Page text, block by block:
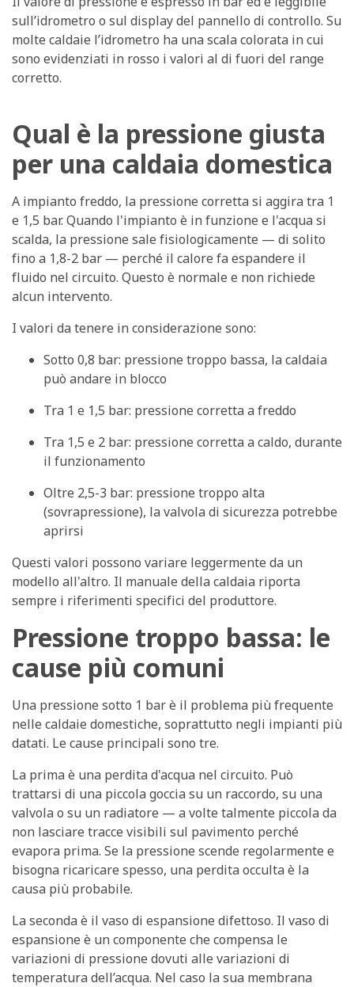
sull’idrometro o sul display del pannello di controllo. Su
molte caldaie l’idrometro ha una scala colorata in cui
sono evidenziati in rosso i valori al di fuori del range
corretto.
Qual è la pressione giusta
per una caldaia domestica
A impianto freddo, la pressione corretta si aggira tra 1
e 1,5 bar. Quando l'impianto è in funzione e l'acqua si
scalda, la pressione sale fisiologicamente — di solito
fino a 1,8-2 bar — perché il calore fa espandere il
fluido nel circuito. Questo è normale e non richiede
alcun intervento.
I valori da tenere in considerazione sono:
Sotto 0,8 bar: pressione troppo bassa, la caldaia
può andare in blocco
Tra 1 e 1,5 bar: pressione corretta a freddo
Tra 1,5 e 2 bar: pressione corretta a caldo, durante
il funzionamento
Oltre 2,5-3 bar: pressione troppo alta
(sovrapressione), la valvola di sicurezza potrebbe
aprirsi
Questi valori possono variare leggermente da un
modello all'altro. Il manuale della caldaia riporta
sempre i riferimenti specifici del produttore.
Pressione troppo bassa: le
cause più comuni
Una pressione sotto 1 bar è il problema più frequente
nelle caldaie domestiche, soprattutto negli impianti più
datati. Le cause principali sono tre.
La prima è una perdita d'acqua nel circuito. Può
trattarsi di una piccola goccia su un raccordo, su una
valvola o su un radiatore — a volte talmente piccola da
non lasciare tracce visibili sul pavimento perché
evapora prima. Se la pressione scende regolarmente e
bisogna ricaricare spesso, una perdita occulta è la
causa più probabile.
La seconda è il vaso di espansione difettoso. Il vaso di
espansione è un componente che compensa le
variazioni di pressione dovuti alle variazioni di
temperatura dell’acqua. Nel caso la sua membrana